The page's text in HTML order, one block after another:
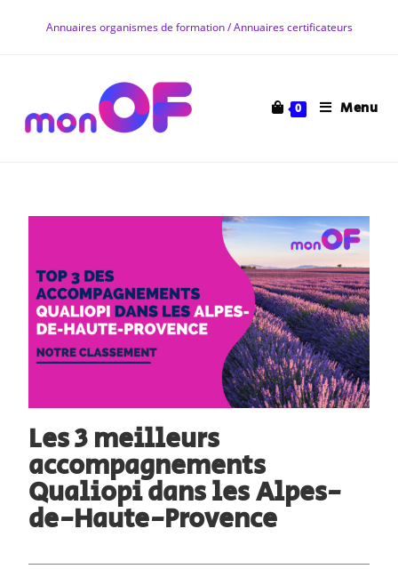
Annuaires organismes de formation / Annuaires certificateurs
0 Menu
Les 3 meilleurs
accompagnements
Qualiopi dans les Alpes-
de-Haute-Provence